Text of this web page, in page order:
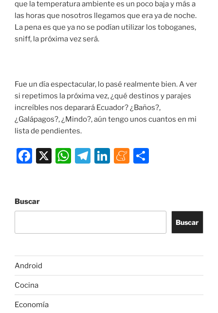
que la temperatura ambiente es un poco baja y más a
las horas que nosotros llegamos que era ya de noche.
La pena es que ya no se podían utilizar los toboganes,
sniff, la próxima vez será.
Fue un día espectacular, lo pasé realmente bien. A ver
si repetimos la próxima vez, ¿qué destinos y parajes
increíbles nos deparará Ecuador? ¿Baños?,
¿Galápagos?, ¿Mindo?, aún tengo unos cuantos en mi
lista de pendientes.
F
e
b
o
k
X
W
A
p
T
a
m
Li
dI
n
M
a
m
ar
tir
Buscar
Buscar
Android
Cocina
Economía